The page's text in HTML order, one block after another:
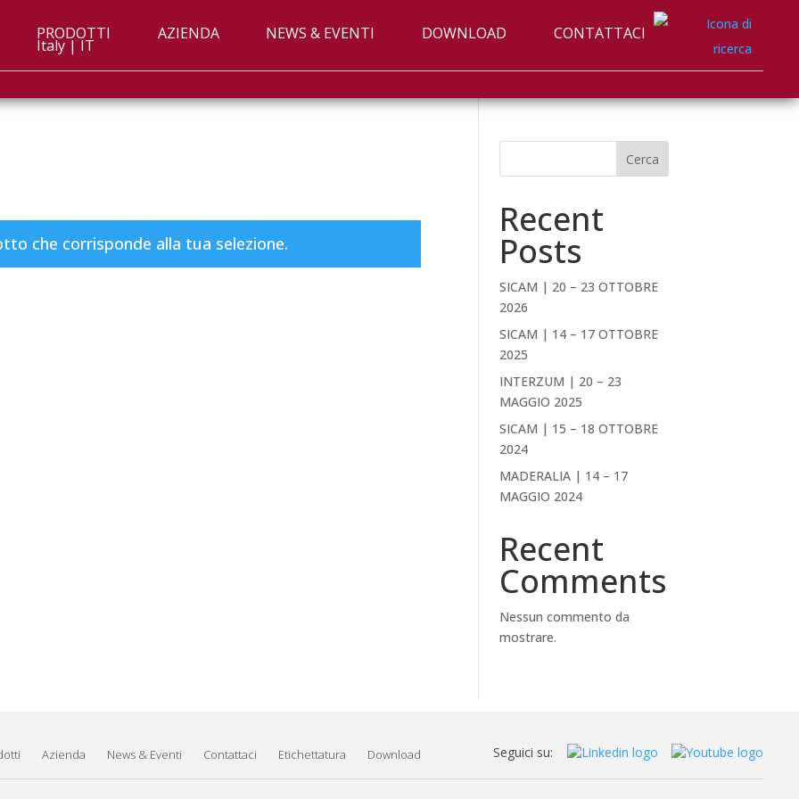
PRODOTTI AZIENDA NEWS & EVENTI DOWNLOAD CONTATTACI
Italy | IT
che corrisponde alla tua selezione.
Cerca
Recent
Posts
SICAM | 20 – 23 OTTOBRE
2026
SICAM | 14 – 17 OTTOBRE
2025
INTERZUM | 20 – 23
MAGGIO 2025
SICAM | 15 – 18 OTTOBRE
2024
MADERALIA | 14 – 17
MAGGIO 2024
Recent
Comments
Nessun commento da
mostrare.
Azienda News & Eventi Contattaci Etichettatura Download Seguici su: